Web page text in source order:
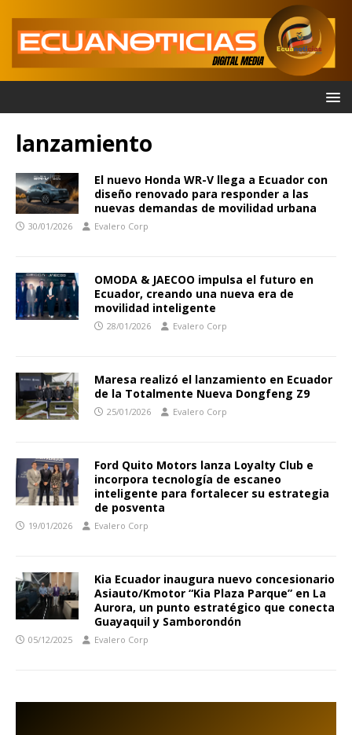
lanzamiento
El nuevo Honda WR-V llega a Ecuador con
diseño renovado para responder a las
nuevas demandas de movilidad urbana
30/01/2026 Evalero Corp
OMODA & JAECOO impulsa el futuro en
Ecuador, creando una nueva era de
movilidad inteligente
28/01/2026 Evalero Corp
Maresa realizó el lanzamiento en Ecuador
de la Totalmente Nueva Dongfeng Z9
25/01/2026 Evalero Corp
Ford Quito Motors lanza Loyalty Club e
incorpora tecnología de escaneo
inteligente para fortalecer su estrategia
de posventa
19/01/2026 Evalero Corp
Kia Ecuador inaugura nuevo concesionario
Asiauto/Kmotor “Kia Plaza Parque” en La
Aurora, un punto estratégico que conecta
Guayaquil y Samborondón
05/12/2025 Evalero Corp